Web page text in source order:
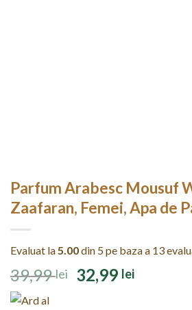
Parfum Arabesc Mousuf
Zaafaran, Femei, Apa de
Evaluat la5.00din 5 pe baza a 13
39,99lei
Prețul
inițial
32,99 leiPrețul